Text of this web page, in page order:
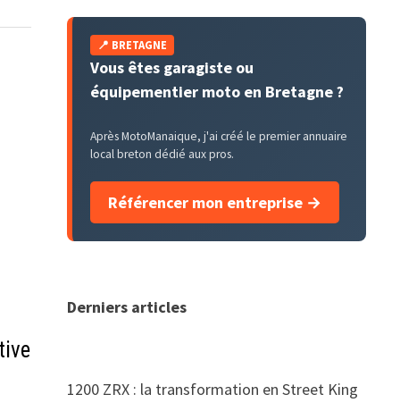
📍 BRETAGNE
Vous êtes garagiste ou
équipementier moto en Bretagne ?
Après MotoManaique, j'ai créé le premier annuaire
local breton dédié aux pros.
Référencer mon entreprise →
Derniers articles
1200 ZRX : la transformation en Street King